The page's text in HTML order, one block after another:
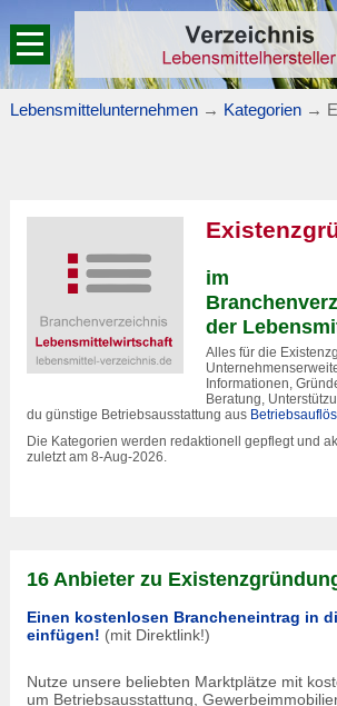
Lebensmittelunternehmen → Kategorien →
im
der
Alles für die
Informationen,
Beratung,
du günstige Betriebsausstattung aus
Die Kategorien werden redaktionell gepflegt und
zuletzt am 8-Aug-2026.
16 Anbieter zu
Einen kostenlosen Brancheneintrag in
einfügen! (mit Direktlink!)
Nutze unsere beliebten Marktplätze mit
um Betriebsausstattung,